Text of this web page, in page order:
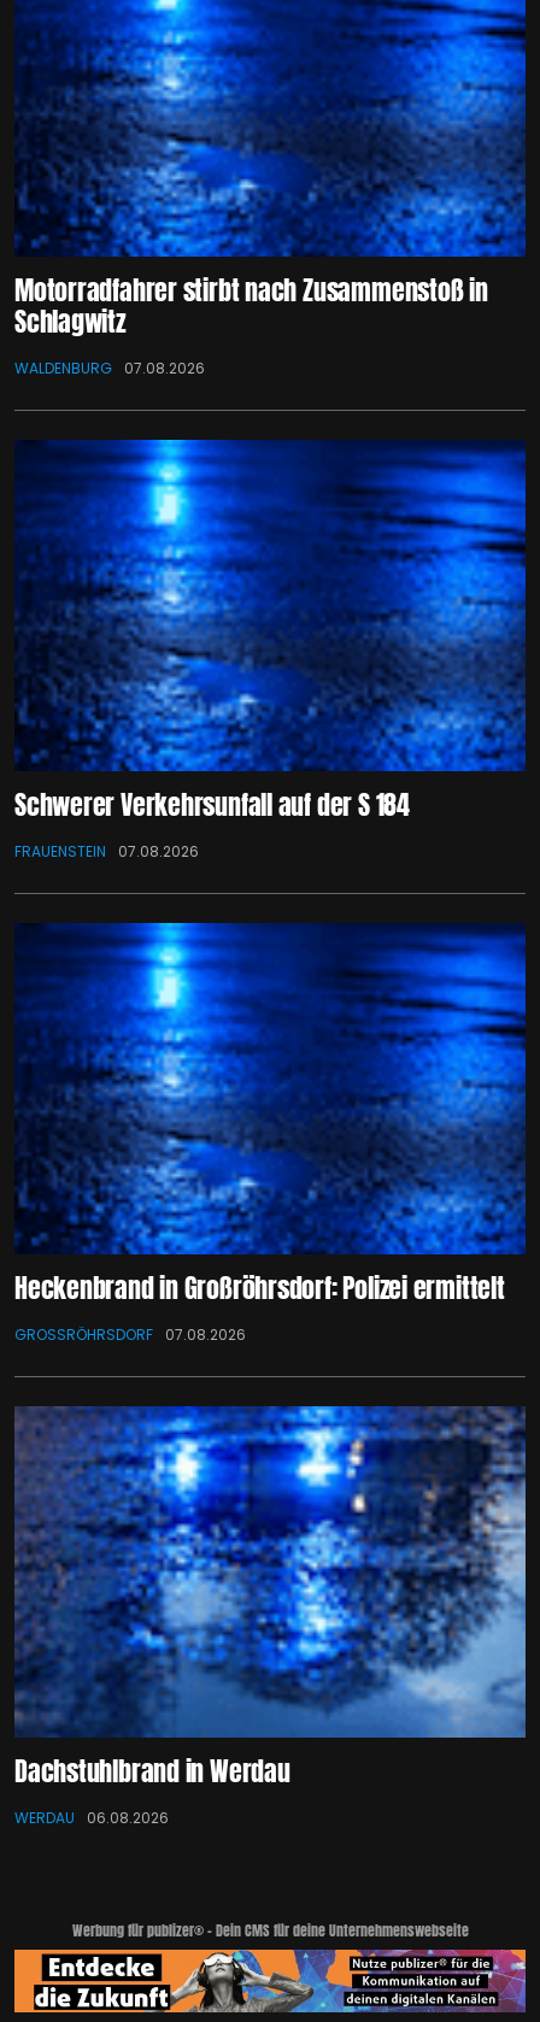
Motorradfahrer stirbt nach Zusammenstoß in
Schlagwitz
WALDENBURG 07.08.2026
Schwerer Verkehrsunfall auf der S 184
FRAUENSTEIN 07.08.2026
Heckenbrand in Großröhrsdorf: Polizei ermittelt
GROSSRÖHRSDORF 07.08.2026
Dachstuhlbrand in Werdau
WERDAU 06.08.2026
Werbung für publizer® - Dein CMS für deine Unternehmenswebseite